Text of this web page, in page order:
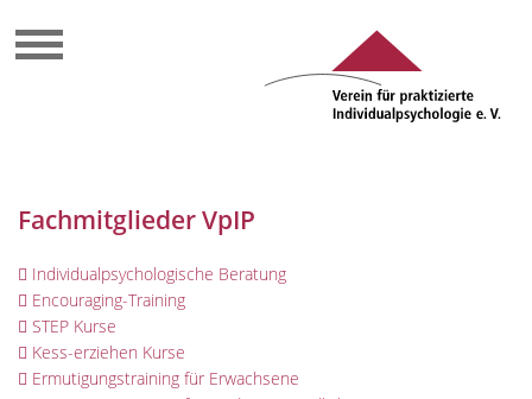
Fachmitglieder VpIP
Individualpsychologische Beratung
Encouraging-Training
STEP Kurse
Kess-erziehen Kurse
Ermutigungstraining für Erwachsene